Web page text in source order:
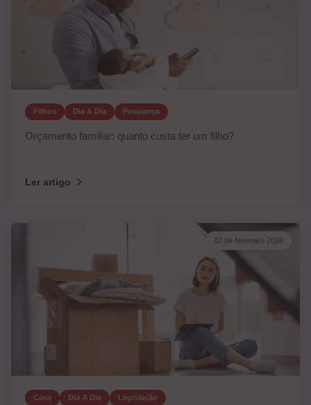
Filhos Dia A Dia Poupança
Orçamento familiar: quanto custa ter um filho?
Ler artigo
02 de fevereiro 2026
Casa Dia A Dia Legislação